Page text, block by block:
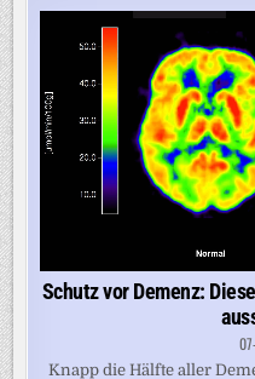
Schutz vor Demenz:
Knapp die Hälfte aller